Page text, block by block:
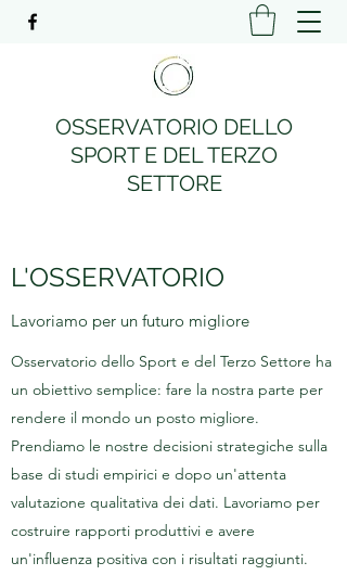
OSSERVATORIO DELLO
SPORT E DEL TERZO
SETTORE
L'OSSERVATORIO
Lavoriamo per un futuro migliore
Osservatorio dello Sport e del Terzo Settore ha
un obiettivo semplice: fare la nostra parte per
rendere il mondo un posto migliore.
Prendiamo le nostre decisioni strategiche sulla
base di studi empirici e dopo un'attenta
valutazione qualitativa dei dati. Lavoriamo per
costruire rapporti produttivi e avere
un'influenza positiva con i risultati raggiunti.